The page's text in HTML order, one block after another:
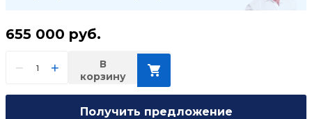
655 000 руб.
− +
В
корзину
Получить предложение